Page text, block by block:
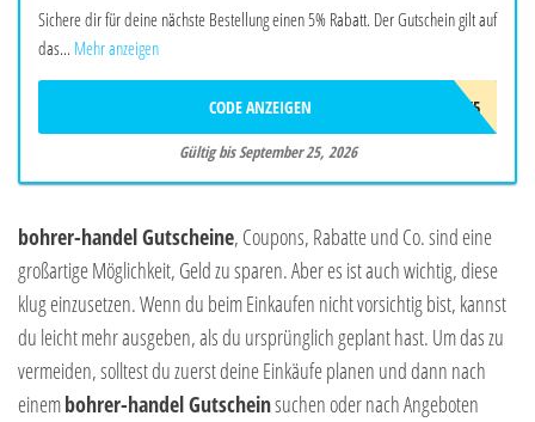
Sichere dir für deine nächste Bestellung einen 5% Rabatt. Der Gutschein gilt auf
das... Mehr anzeigen
HANDWERK5
CODE ANZEIGEN
Gültig bis September 25, 2026
bohrer-handel Gutscheine, Coupons, Rabatte und Co. sind eine
großartige Möglichkeit, Geld zu sparen. Aber es ist auch wichtig, diese
klug einzusetzen. Wenn du beim Einkaufen nicht vorsichtig bist, kannst
du leicht mehr ausgeben, als du ursprünglich geplant hast. Um das zu
vermeiden, solltest du zuerst deine Einkäufe planen und dann nach
einembohrer-handel Gutscheinsuchen oder nach Angeboten